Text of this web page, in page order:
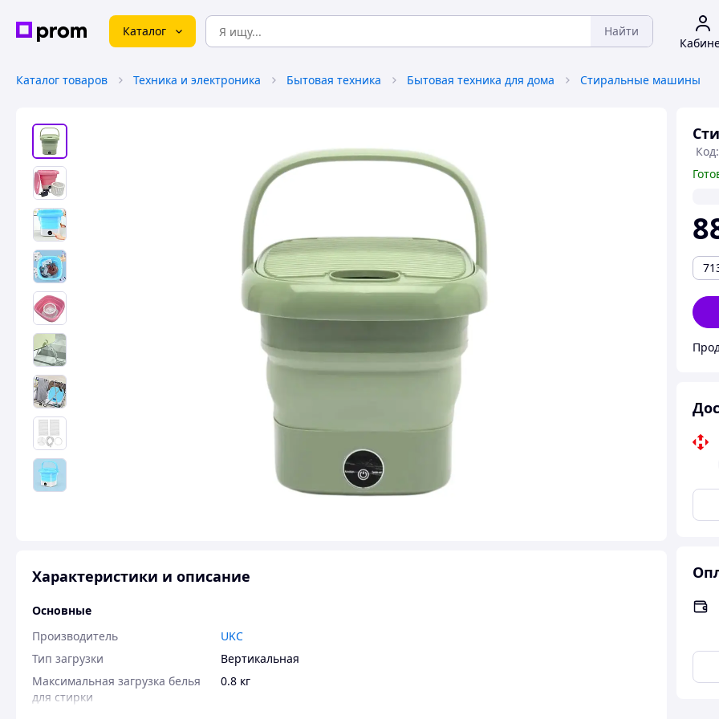
Каталог Найти
Каталог товаров Техника и электроника Бытовая техника Бытовая техника для дома Стиральные машины
Характеристики и описание
Основные
Производитель
UKC
Тип загрузки
Вертикальная
Максимальная загрузка белья
для стирки
0.8 кг